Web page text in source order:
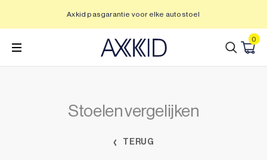
inhoud
Axkid pasgarantie voor elke autostoel
0
Stoelen vergelijken
TERUG